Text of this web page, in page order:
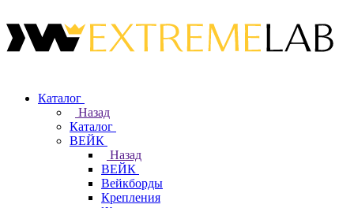
Каталог
Назад
Каталог
ВЕЙК
Назад
ВЕЙК
Вейкборды
Крепления